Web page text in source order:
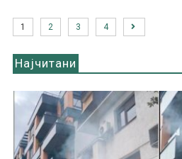
1 2 3 4
Најчитани